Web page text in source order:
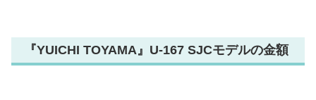
『YUICHI TOYAMA』U-167 SJCモデルの金額